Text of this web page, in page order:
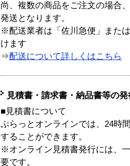
尚、複数の商品をご注文の場合
発送となります。
※配送業者は「佐川急便」また
けます
⇒配送について詳しくはこちら
見積書・請求書・納品書等の
■見積書について
ぷらっとオンラインでは、24時
することができます。
※オンライン見積書発行には、
要です。